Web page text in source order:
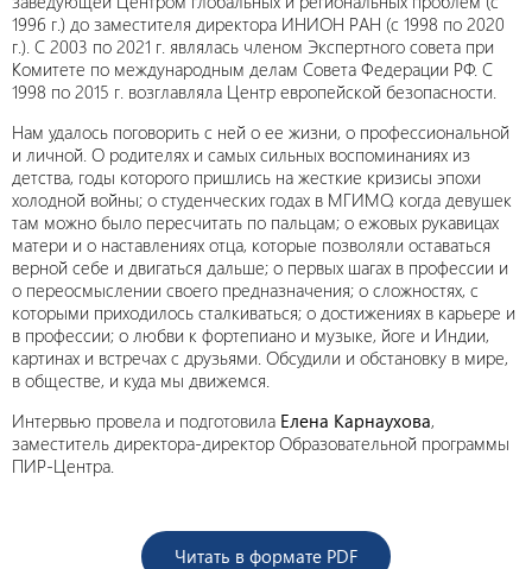
1996 г.) до заместителя директора ИНИОН РАН (с 1998 по 2020
г.). С 2003 по 2021 г. являлась членом Экспертного совета при
Комитете по международным делам Совета Федерации РФ. С
1998 по 2015 г. возглавляла Центр европейской безопасности.
Нам удалось поговорить с ней о ее жизни, о профессиональной
и личной. О родителях и самых сильных воспоминаниях из
детства, годы которого пришлись на жесткие кризисы эпохи
холодной войны; о студенческих годах в МГИМО, когда девушек
там можно было пересчитать по пальцам; о ежовых рукавицах
матери и о наставлениях отца, которые позволяли оставаться
верной себе и двигаться дальше; о первых шагах в профессии и
о переосмыслении своего предназначения; о сложностях, с
которыми приходилось сталкиваться; о достижениях в карьере и
в профессии; о любви к фортепиано и музыке, йоге и Индии,
картинах и встречах с друзьями. Обсудили и обстановку в мире,
в обществе, и куда мы движемся.
Интервью провела и подготовила Елена Карнаухова,
заместитель директора-директор Образовательной программы
ПИР-Центра.
Читать в формате PDF